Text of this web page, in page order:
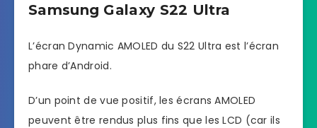
Samsung Galaxy S22 Ultra
L’écran Dynamic AMOLED du S22 Ultra est l’écran
phare d’Android.
D’un point de vue positif, les écrans AMOLED
peuvent être rendus plus fins que les LCD (car ils